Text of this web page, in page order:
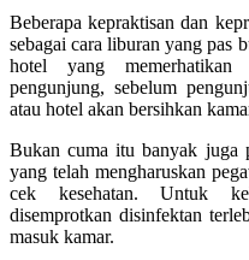
Beberapa kepraktisan dan
sebagai cara liburan yang pas
hotel yang memerhatikan
pengunjung, sebelum
atau hotel akan bersihkan
Bukan cuma itu banyak juga
yang telah mengharuskan
cek kesehatan. Untuk
disemprotkan disinfektan
masuk kamar.